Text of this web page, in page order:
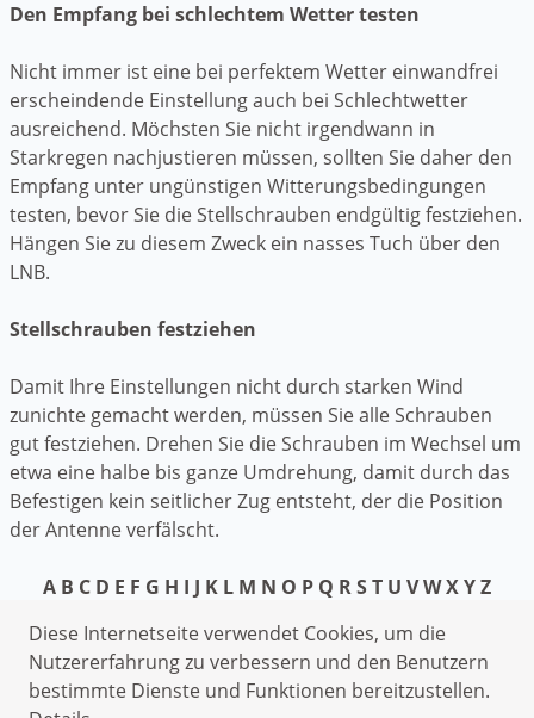
Den Empfang bei schlechtem Wetter testen
Nicht immer ist eine bei perfektem Wetter einwandfrei
erscheindende Einstellung auch bei Schlechtwetter
ausreichend. Möchsten Sie nicht irgendwann in
Starkregen nachjustieren müssen, sollten Sie daher den
Empfang unter ungünstigen Witterungsbedingungen
testen, bevor Sie die Stellschrauben endgültig festziehen.
Hängen Sie zu diesem Zweck ein nasses Tuch über den
LNB.
Stellschrauben festziehen
Damit Ihre Einstellungen nicht durch starken Wind
zunichte gemacht werden, müssen Sie alle Schrauben
gut festziehen. Drehen Sie die Schrauben im Wechsel um
etwa eine halbe bis ganze Umdrehung, damit durch das
Befestigen kein seitlicher Zug entsteht, der die Position
der Antenne verfälscht.
A B C D E F G H I J K L M N O P Q RST U VWXYZ
Datenschutzerklärung
Impressum
Rohrreinigung Immenhausen
Diese Internetseite verwendet Cookies, um die
Nutzererfahrung zu verbessern und den Benutzern
bestimmte Dienste und Funktionen bereitzustellen.